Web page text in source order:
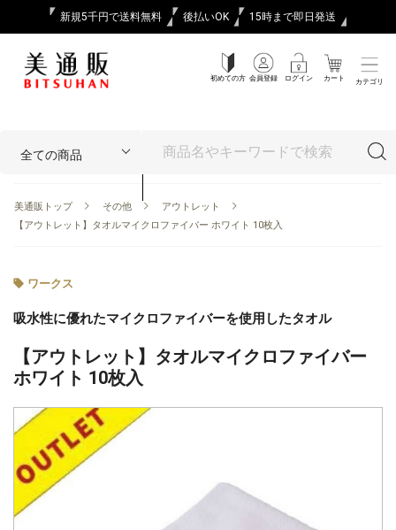
新規5千円で送料無料 後払いOK 15時まで即日発送
初めての方 会員登録 ログイン カート カテゴリ
美通販トップ その他
アウトレット
【アウトレット】タオルマイクロファイバー ホワイト 10枚入
ワークス
吸水性に優れたマイクロファイバーを使用したタオル
【アウトレット】タオルマイクロファイバー
ホワイト 10枚入